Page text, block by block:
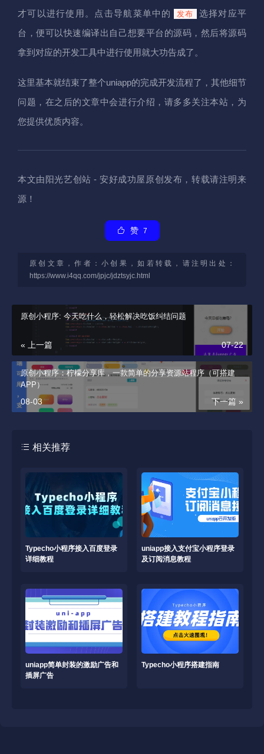
才可以进行使用。点击导航菜单中的
发布
选择对应平
台，便可以快速编译出自己想要平台的源码，然后将源码
拿到对应的开发工具中进行使用就大功告成了。
这里基本就结束了整个uniapp的完成开发流程了，其他细节
问题，在之后的文章中会进行介绍，请多多关注本站，为
您提供优质内容。
本文由阳光艺创站 - 安好成功屋原创发布，转载请注明来
源！
赞 7
原创文章，作者：小创果，如若转载，请注明出处：
https://www.i4qq.com/jpjc/jdztsyjc.html
原创小程序: 今天吃什么，轻松解决吃饭纠结问题
« 上一篇 07-22
原创小程序：柠檬分享库，一款简单的分享资源站程序（可搭建
APP）
下一篇 »
08-03
相关推荐
Typecho小程序接入百度登录
详细教程
uniapp接入支付宝小程序登录
及订阅消息教程
uniapp简单封装的激励广告和
插屏广告
Typecho小程序搭建指南